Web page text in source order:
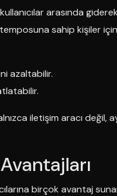
kullanıcılar arasında
sahip kişiler
azaltabilir.
iletişim aracı değil,
birçok avantaj